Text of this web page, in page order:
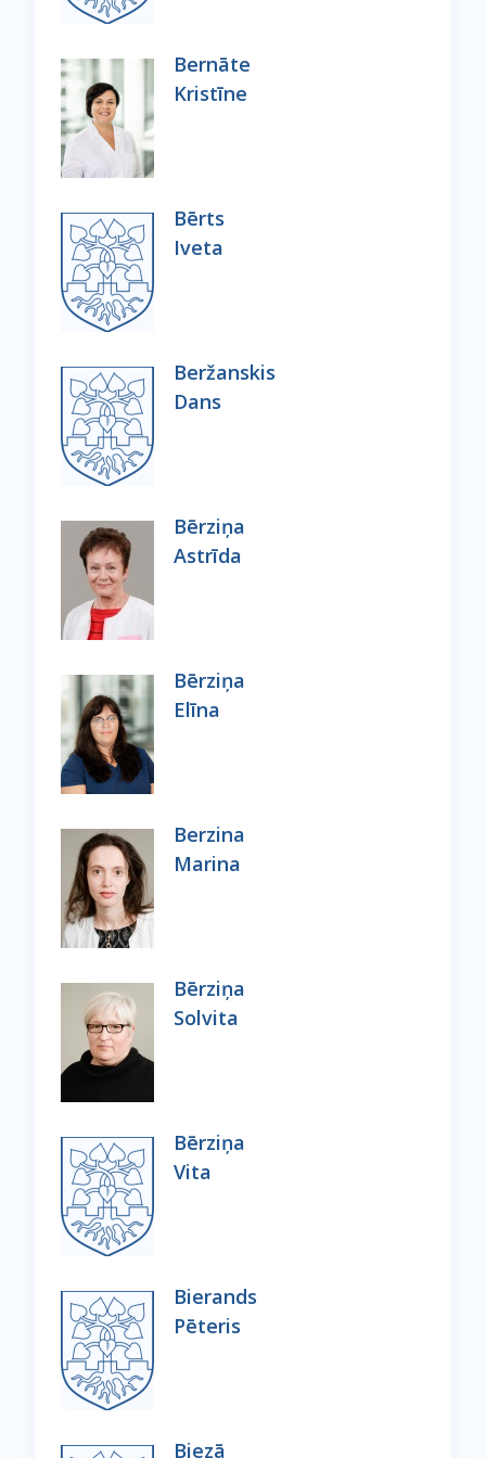
Bernāte
Kristīne
Bērts
Iveta
Beržanskis
Dans
Bērziņa
Astrīda
Bērziņa
Elīna
Berzina
Marina
Bērziņa
Solvita
Bērziņa
Vita
Bierands
Pēteris
Biezā